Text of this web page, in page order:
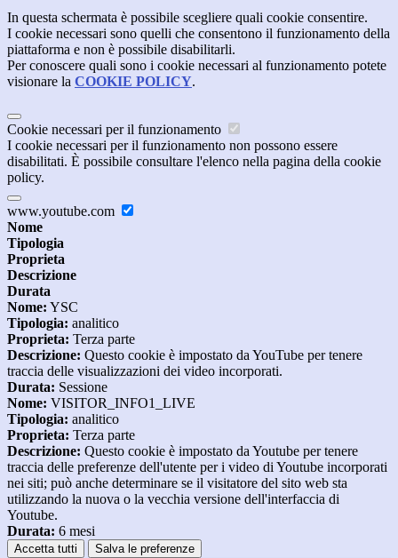
In questa schermata è possibile scegliere quali cookie consentire.
I cookie necessari sono quelli che consentono il funzionamento della
piattaforma e non è possibile disabilitarli.
Per conoscere quali sono i cookie necessari al funzionamento potete
visionare la COOKIE POLICY.
Cookie necessari per il funzionamento
I cookie necessari per il funzionamento non possono essere
disabilitati. È possibile consultare l'elenco nella pagina della cookie
policy.
www.youtube.com
Nome
Tipologia
Proprieta
Descrizione
Durata
Nome: YSC
Tipologia: analitico
Proprieta: Terza parte
Descrizione: Questo cookie è impostato da YouTube per tenere
traccia delle visualizzazioni dei video incorporati.
Durata: Sessione
Nome: VISITOR_INFO1_LIVE
Tipologia: analitico
Proprieta: Terza parte
Descrizione: Questo cookie è impostato da Youtube per tenere
traccia delle preferenze dell'utente per i video di Youtube incorporati
nei siti; può anche determinare se il visitatore del sito web sta
utilizzando la nuova o la vecchia versione dell'interfaccia di
Youtube.
Durata: 6 mesi
Accetta tutti Salva le preferenze